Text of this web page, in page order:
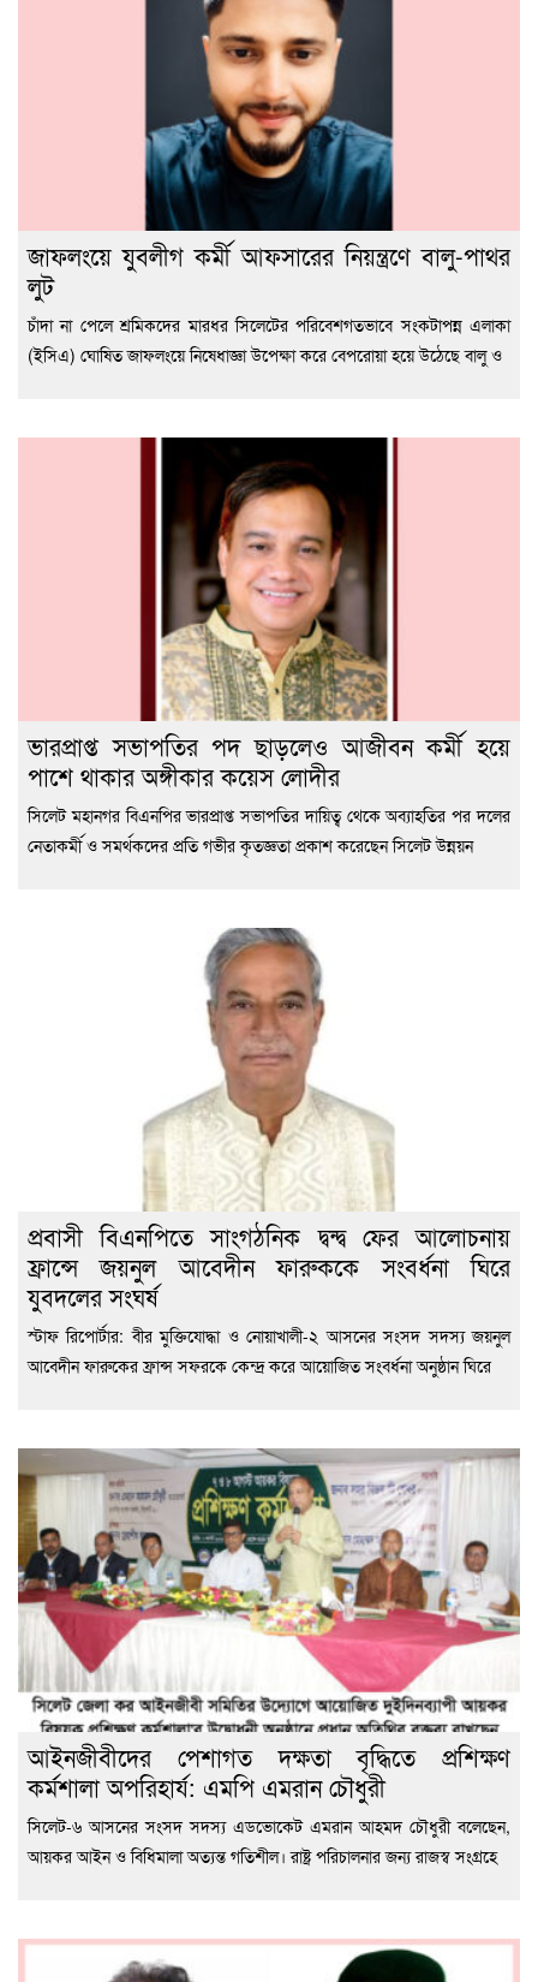
জাফলংয়ে যুবলীগ কর্মী আফসারের নিয়ন্ত্রণে বালু-পাথর
লুট
চাঁদা না পেলে শ্রমিকদের মারধর সিলেটের পরিবেশগতভাবে সংকটাপন্ন এলাকা
(ইসিএ) ঘোষিত জাফলংয়ে নিষেধাজ্ঞা উপেক্ষা করে বেপরোয়া হয়ে উঠেছে বালু ও
ভারপ্রাপ্ত সভাপতির পদ ছাড়লেও আজীবন কর্মী হয়ে
পাশে থাকার অঙ্গীকার কয়েস লোদীর
সিলেট মহানগর বিএনপির ভারপ্রাপ্ত সভাপতির দায়িত্ব থেকে অব্যাহতির পর দলের
নেতাকর্মী ও সমর্থকদের প্রতি গভীর কৃতজ্ঞতা প্রকাশ করেছেন সিলেট উন্নয়ন
প্রবাসী বিএনপিতে সাংগঠনিক দ্বন্দ্ব ফের আলোচনায়
ফ্রান্সে জয়নুল আবেদীন ফারুককে সংবর্ধনা ঘিরে
যুবদলের সংঘর্ষ
স্টাফ রিপোর্টার: বীর মুক্তিযোদ্ধা ও নোয়াখালী-২ আসনের সংসদ সদস্য জয়নুল
আবেদীন ফারুকের ফ্রান্স সফরকে কেন্দ্র করে আয়োজিত সংবর্ধনা অনুষ্ঠান ঘিরে
আইনজীবীদের পেশাগত দক্ষতা বৃদ্ধিতে প্রশিক্ষণ
কর্মশালা অপরিহার্য: এমপি এমরান চৌধুরী
‎সিলেট-৬ আসনের সংসদ সদস্য এডভোকেট এমরান আহমদ চৌধুরী বলেছেন,
আয়কর আইন ও বিধিমালা অত্যন্ত গতিশীল। রাষ্ট্র পরিচালনার জন্য রাজস্ব সংগ্রহে